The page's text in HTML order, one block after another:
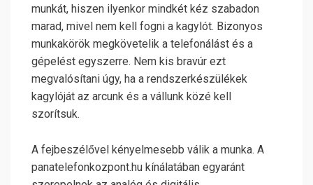
munkát, hiszen ilyenkor mindkét kéz szabadon
marad, mivel nem kell fogni a kagylót. Bizonyos
munkakörök megkövetelik a telefonálást és a
gépelést egyszerre. Nem kis bravúr ezt
megvalósítani úgy, ha a rendszerkészülékek
kagylóját az arcunk és a vállunk közé kell
szorítsuk.
A fejbeszélővel kényelmesebb válik a munka. A
panatelefonkozpont.hu kínálatában egyaránt